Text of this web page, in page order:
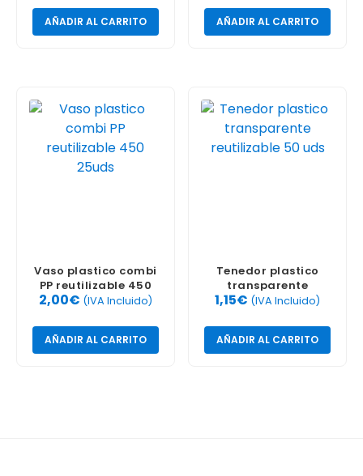
AÑADIR AL CARRITO AÑADIR AL CARRITO
Vaso plastico combi
PP reutilizable 450
25uds
2,00€ (IVA Incluido)
AÑADIR AL CARRITO
Tenedor plastico
transparente
reutilizable 50 uds
1,15€ (IVA Incluido)
AÑADIR AL CARRITO